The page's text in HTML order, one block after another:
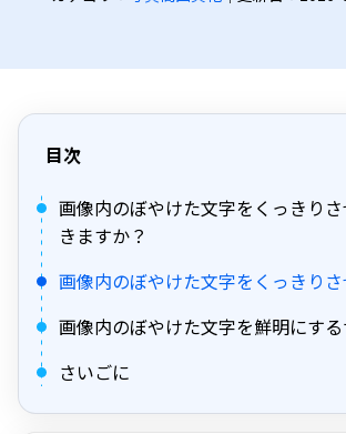
目次
画像内のぼやけた文字をくっきり
きますか？
画像内のぼやけた文字をくっきり
画像内のぼやけた文字を鮮明にす
さいごに